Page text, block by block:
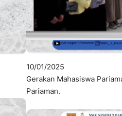
10/01/2025
Gerakan Mahasiswa
Pariaman.